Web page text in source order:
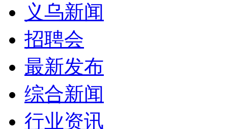
义乌新闻
招聘会
最新发布
综合新闻
行业资讯